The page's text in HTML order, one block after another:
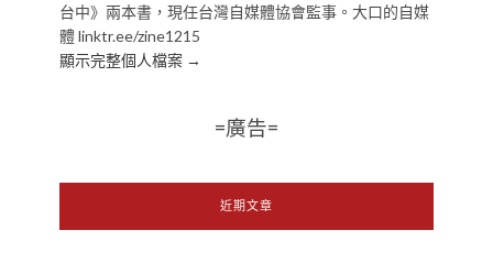
台中》兩本書，現任台灣自媒體協會監事。大口的自媒
體 linktr.ee/zine1215
顯示完整個人檔案 →
=廣告=
近期文章